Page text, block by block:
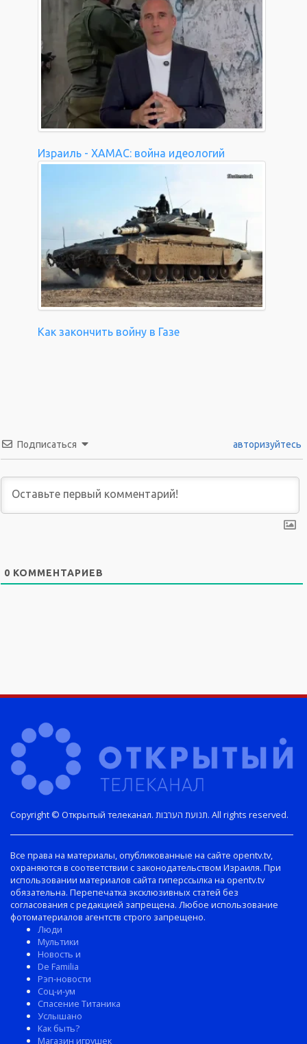
Израиль - ХАМАС: война идеологий
Как закончить войну в Газе
Подписаться авторизуйтесь
0 КОММЕНТАРИЕВ
Copyright © Открытый телеканал. תנועת הערבות. All rights reserved.
Все права на материалы, опубликованные на сайте opentv.tv,
охраняются в соответствии с законодательством Израиля. При
использовании материалов сайта гиперссылка на opentv.tv
обязательна. Перепечатка эксклюзивных статей без
согласования с редакцией запрещена. Любое использование
фотоматериалов агентств строго запрещено.
Люди
Мультики
Новость и
De Familia
Рэп-новости
Соц-и-ум
Спасение Титаника
Услышано
Как быть?
Магазин игрушек